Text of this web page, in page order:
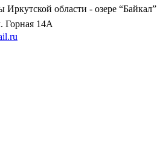
области - озере “Байкал”
Горная 14А